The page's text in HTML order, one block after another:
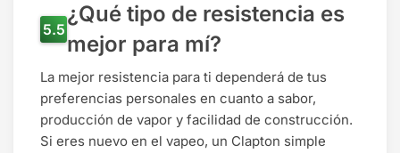
¿Qué tipo de resistencia es
mejor para mí?
La mejor resistencia para ti dependerá de tus
preferencias personales en cuanto a sabor,
producción de vapor y facilidad de construcción.
Si eres nuevo en el vapeo, un Clapton simple